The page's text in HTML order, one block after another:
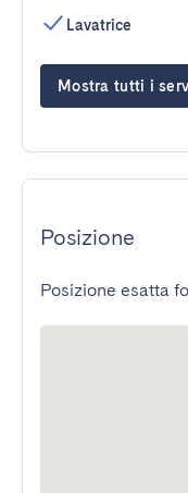
Lavatrice
Mostra tutti i
Posizione
Posizione esatta